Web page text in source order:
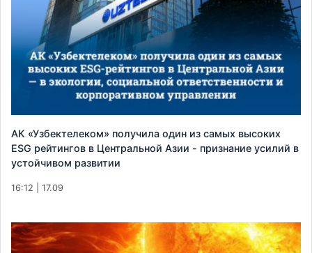
АК «Узбектелеком» получила один из самых высоких
ESG рейтингов в Центральной Азии - признание усилий в
устойчивом развитии
16:12 | 17.09